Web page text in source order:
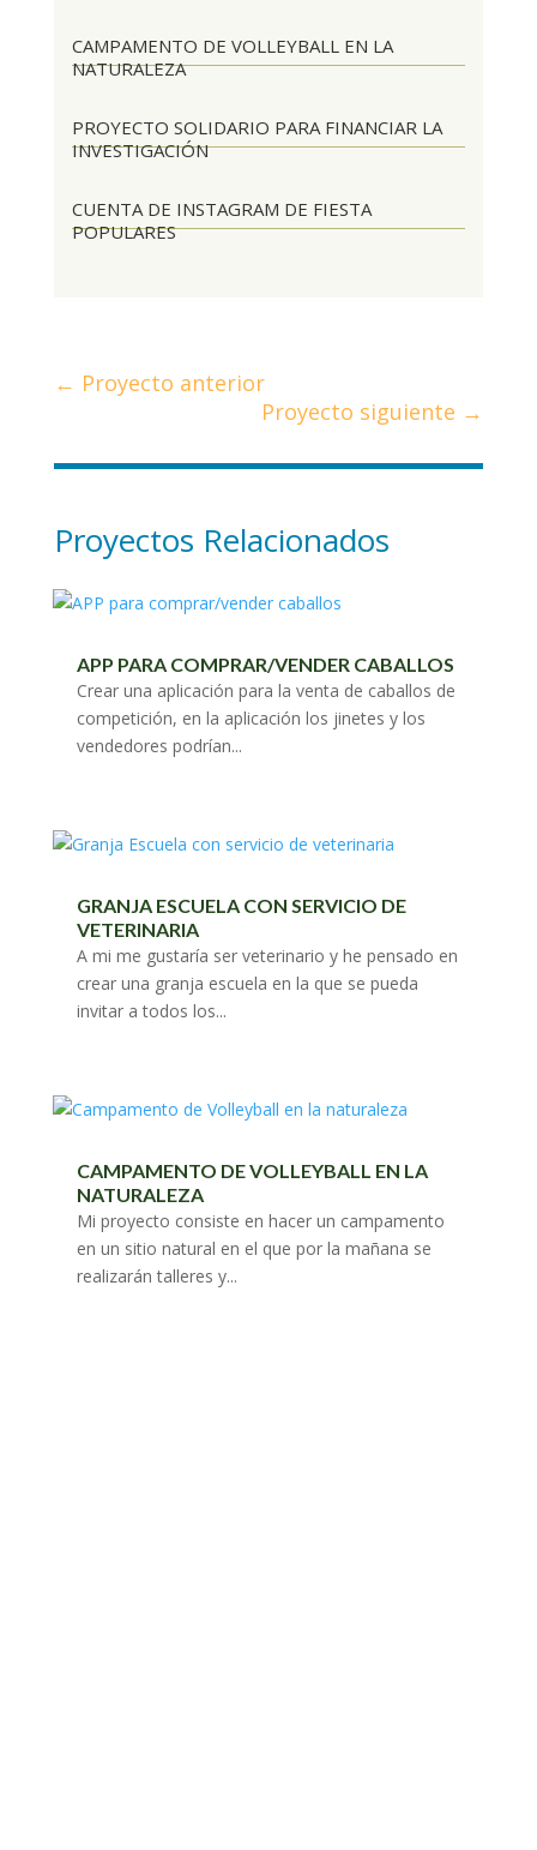
CAMPAMENTO DE VOLLEYBALL EN LA
NATURALEZA
PROYECTO SOLIDARIO PARA FINANCIAR LA
INVESTIGACIÓN
CUENTA DE INSTAGRAM DE FIESTA
POPULARES
← Proyecto anterior
Proyecto siguiente →
Proyectos Relacionados
APP PARA COMPRAR/VENDER CABALLOS
Crear una aplicación para la venta de caballos de
competición, en la aplicación los jinetes y los
vendedores podrían...
GRANJA ESCUELA CON SERVICIO DE
VETERINARIA
A mi me gustaría ser veterinario y he pensado en
crear una granja escuela en la que se pueda
invitar a todos los...
CAMPAMENTO DE VOLLEYBALL EN LA
NATURALEZA
Mi proyecto consiste en hacer un campamento
en un sitio natural en el que por la mañana se
realizarán talleres y...